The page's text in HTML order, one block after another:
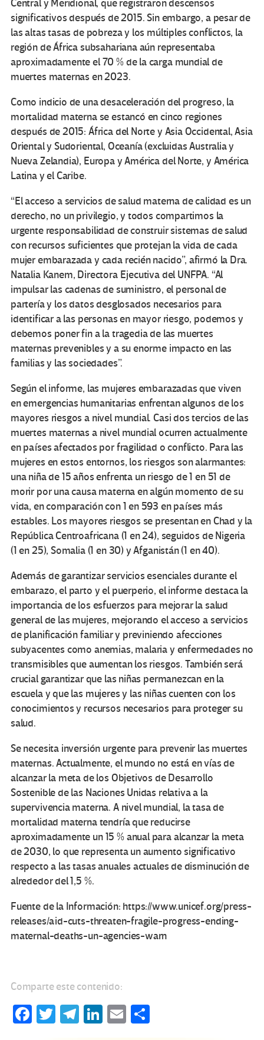
Central y Meridional, que registraron descensos
significativos después de 2015. Sin embargo, a pesar de
las altas tasas de pobreza y los múltiples conflictos, la
región de África subsahariana aún representaba
aproximadamente el 70 % de la carga mundial de
muertes maternas en 2023.
Como indicio de una desaceleración del progreso, la
mortalidad materna se estancó en cinco regiones
después de 2015: África del Norte y Asia Occidental, Asia
Oriental y Sudoriental, Oceanía (excluidas Australia y
Nueva Zelandia), Europa y América del Norte, y América
Latina y el Caribe.
“El acceso a servicios de salud materna de calidad es un
derecho, no un privilegio, y todos compartimos la
urgente responsabilidad de construir sistemas de salud
con recursos suficientes que protejan la vida de cada
mujer embarazada y cada recién nacido”, afirmó la Dra.
Natalia Kanem, Directora Ejecutiva del UNFPA. “Al
impulsar las cadenas de suministro, el personal de
partería y los datos desglosados ​​necesarios para
identificar a las personas en mayor riesgo, podemos y
debemos poner fin a la tragedia de las muertes
maternas prevenibles y a su enorme impacto en las
familias y las sociedades”.
Según el informe, las mujeres embarazadas que viven
en emergencias humanitarias enfrentan algunos de los
mayores riesgos a nivel mundial. Casi dos tercios de las
muertes maternas a nivel mundial ocurren actualmente
en países afectados por fragilidad o conflicto. Para las
mujeres en estos entornos, los riesgos son alarmantes:
una niña de 15 años enfrenta un riesgo de 1 en 51 de
morir por una causa materna en algún momento de su
vida, en comparación con 1 en 593 en países más
estables. Los mayores riesgos se presentan en Chad y la
República Centroafricana (1 en 24), seguidos de Nigeria
(1 en 25), Somalia (1 en 30) y Afganistán (1 en 40).
Además de garantizar servicios esenciales durante el
embarazo, el parto y el puerperio, el informe destaca la
importancia de los esfuerzos para mejorar la salud
general de las mujeres, mejorando el acceso a servicios
de planificación familiar y previniendo afecciones
subyacentes como anemias, malaria y enfermedades no
transmisibles que aumentan los riesgos. También será
crucial garantizar que las niñas permanezcan en la
escuela y que las mujeres y las niñas cuenten con los
conocimientos y recursos necesarios para proteger su
salud.
Se necesita inversión urgente para prevenir las muertes
maternas. Actualmente, el mundo no está en vías de
alcanzar la meta de los Objetivos de Desarrollo
Sostenible de las Naciones Unidas relativa a la
supervivencia materna. A nivel mundial, la tasa de
mortalidad materna tendría que reducirse
aproximadamente un 15 % anual para alcanzar la meta
de 2030, lo que representa un aumento significativo
respecto a las tasas anuales actuales de disminución de
alrededor del 1,5 %.
Fuente de la Información: https://www.unicef.org/press-
releases/aid-cuts-threaten-fragile-progress-ending-
maternal-deaths-un-agencies-warn
Comparte este contenido:
Fa T
Te Li
E